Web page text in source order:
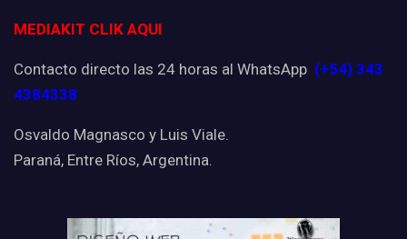
MEDIAKIT CLIK AQUI
Contacto directo las 24 horas al WhatsApp (+54) 343
4384338
Osvaldo Magnasco y Luis Viale.
Paraná, Entre Ríos, Argentina.